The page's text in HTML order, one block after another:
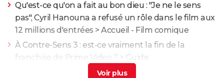
S'inscrire
Se connecter
Collèges
Primaires
Universités
Entreprises
Service militaire
Avis de recherche
AVIS DE DÉCÈS
Bricolage
Lifestyle
Culture
Sport
Auto
Television
Voyage
Cinema
Qu'est-ce qu'on a fait au bon dieu : "Je ne le sens
pas", Cyril Hanouna a refusé un rôle dans le film aux
12 millions d'entrées > Accueil - Film comique
À Contre-Sens 3 : est-ce vraiment la fin de la
franchise de Prime Video ? > Guide
Yoroï : peut-on voir le film si on ne connaît pas la